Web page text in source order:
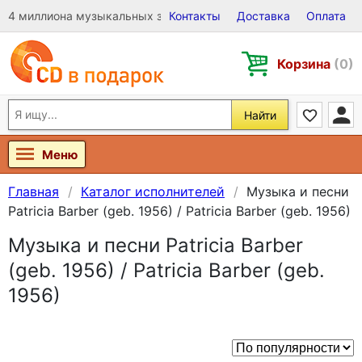
4 миллиона музыкальных записей на Виниле, CD и DVD
Контакты Доставка Оплата
Корзина (0)
Найти
Меню
Главная Каталог исполнителей
Музыка и песни
Patricia Barber (geb. 1956) / Patricia Barber (geb. 1956)
Музыка и песни Patricia Barber
(geb. 1956) / Patricia Barber (geb.
1956)